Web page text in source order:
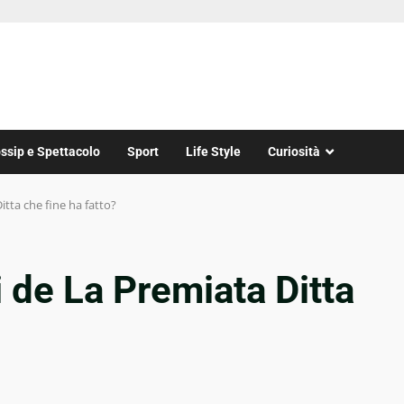
e Spettacolo Sport Life Style Curiosità
che fine ha fatto?
La Premiata Ditta